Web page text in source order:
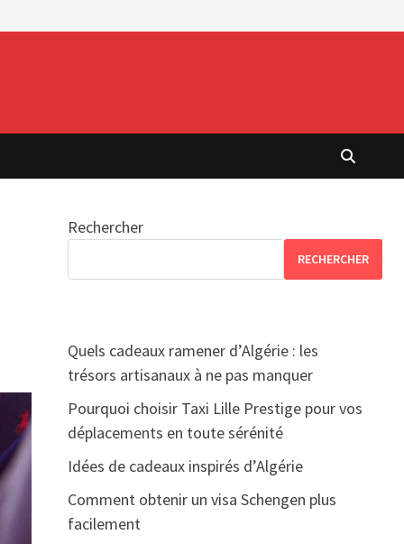
Rechercher
RECHERCHER
Quels cadeaux ramener d’Algérie : les
trésors artisanaux à ne pas manquer
Pourquoi choisir Taxi Lille Prestige pour vos
déplacements en toute sérénité
Idées de cadeaux inspirés d’Algérie
Comment obtenir un visa Schengen plus
facilement